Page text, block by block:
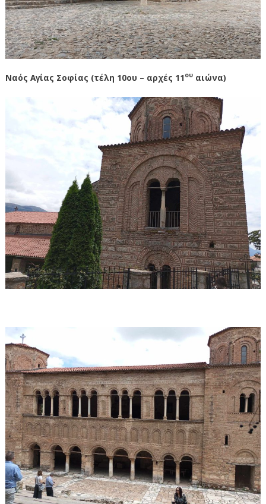
Ναός Αγίας Σοφίας (τέλη 10ου – αρχές 11 ουαιώνα)